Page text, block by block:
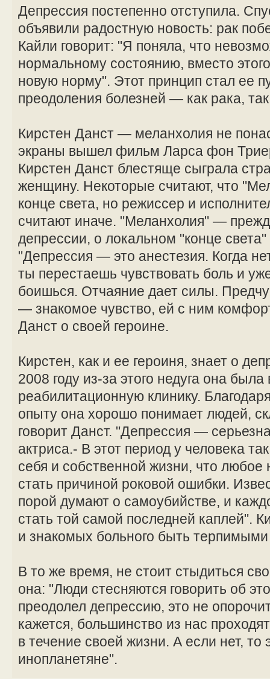
Депрессия постепенно отступила.
объявили радостную новость: рак
Кайли говорит: "Я поняла, что
нормальному состоянию, вместо
новую норму". Этот принцип стал ее
преодоления болезней — как рака,
Кирстен Данст — меланхолия не
экраны вышел фильм Ларса фон
Кирстен Данст блестяще сыграла
женщину. Некоторые считают, что
конце света, но режиссер и
считают иначе. "Меланхолия" —
депрессии, о локальном "конце света"
"Депрессия — это анестезия. Когда
ты перестаешь чувствовать боль и
боишься. Отчаяние дает силы.
— знакомое чувство, ей с ним
Данст о своей героине.
Кирстен, как и ее героиня, знает о
2008 году из-за этого недуга она
реабилитационную клинику.
опыту она хорошо понимает людей,
говорит Данст. "Депрессия —
актриса.- В этот период у человека
себя и собственной жизни, что
стать причиной роковой ошибки.
порой думают о самоубийстве, и
стать той самой последней каплей".
и знакомых больного быть
В то же время, не стоит стыдиться
она: "Люди стесняются говорить об
преодолел депрессию, это не
кажется, большинство из нас
в течение своей жизни. А если нет, то
инопланетяне".